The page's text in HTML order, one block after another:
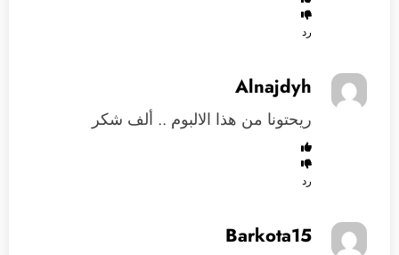
رد
Alnajdyh
ريحتونا من هذا الالبوم .. ألف شكر
رد
Barkota15